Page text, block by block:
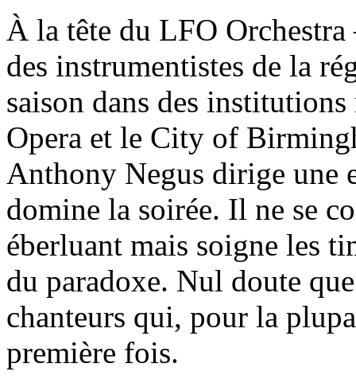
À la tête du LFO
des instrumentistes de la
saison dans des
Opera et le City of
Anthony Negus dirige une
domine la soirée. Il ne se
éberluant mais soigne les
du paradoxe. Nul doute
chanteurs qui, pour la
première fois.